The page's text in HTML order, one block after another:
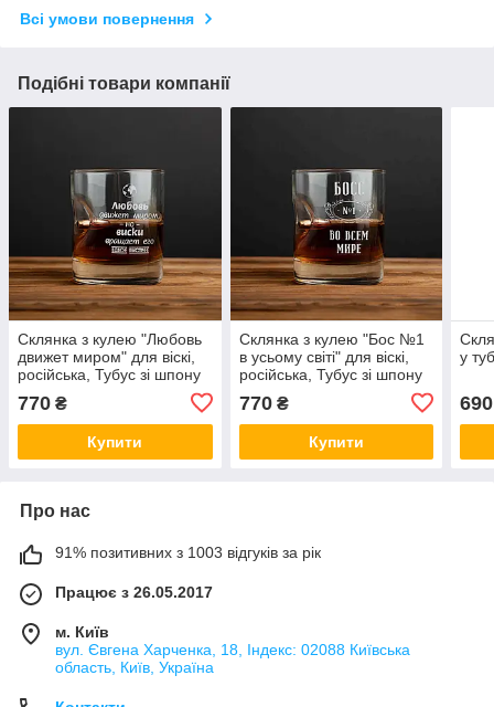
Всі умови повернення
Подібні товари компанії
Склянка з кулею "Любовь
движет миром" для віскі,
російська, Тубус зі шпону
770 ₴
Купити
Склянка з кулею "Бос №1
в усьому світі" для віскі,
російська, Тубус зі шпону
770₴
Купити
у
690
Про нас
91% позитивних з 1003 відгуків за рік
Працює з 26.05.2017
м. Київ
вул. Євгена Харченка, 18, Індекс: 02088 Київська
область, Київ, Україна